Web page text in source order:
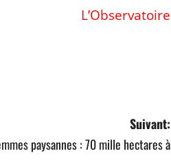
L’Observatoire
Suivant:
paysannes : 70 mille hectares à